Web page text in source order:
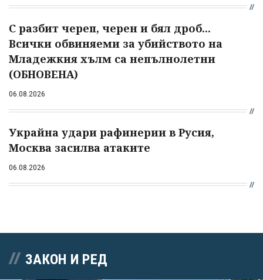
С разбит череп, черен и бял дроб...
Всички обвиняеми за убийството на
Младежкия хълм са непълнолетни
(ОБНОВЕНА)
06.08.2026
Украйна удари рафинерии в Русия,
Москва засилва атаките
06.08.2026
ЗАКОН И РЕД